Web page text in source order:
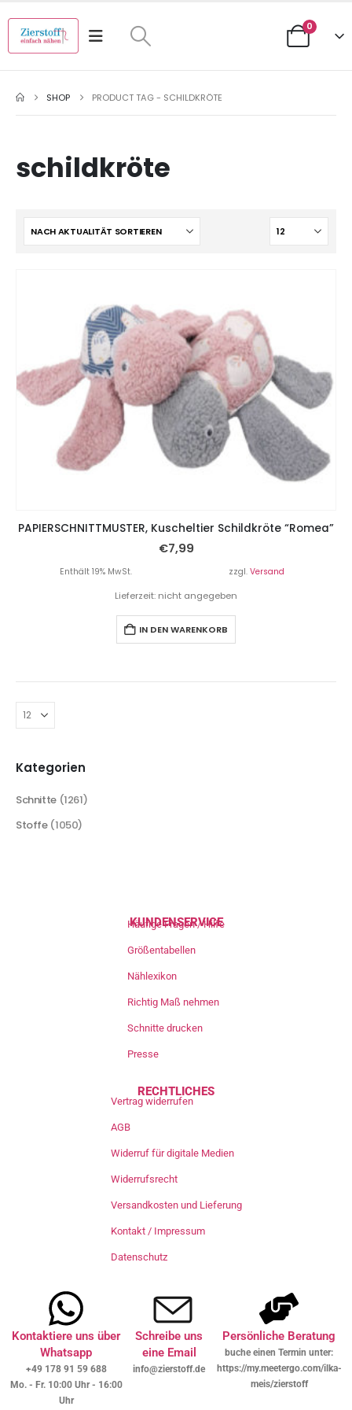
0
SHOP PRODUCT TAG - SCHILDKRÖTE
schildkröte
PAPIERSCHNITTMUSTER, Kuscheltier Schildkröte “Romea”
€7,99
Enthält 19% MwSt. zzgl. Versand
Lieferzeit: nicht angegeben
IN DEN WARENKORB
Kategorien
Schnitte (1261)
Stoffe (1050)
KUNDENSERVICE
Häufige Fragen / Hilfe
Größentabellen
Nählexikon
Richtig Maß nehmen
Schnitte drucken
Presse
RECHTLICHES
Vertrag widerrufen
AGB
Widerruf für digitale Medien
Widerrufsrecht
Versandkosten und Lieferung
Kontakt / Impressum
Datenschutz
Kontaktiere uns über
Whatsapp
+49 178 91 59 688
Mo. - Fr. 10:00 Uhr - 16:00
Uhr
Schreibe uns
eine Email
info@zierstoff.de
Persönliche Beratung
buche einen Termin unter:
https://my.meetergo.com/ilka-
meis/zierstoff